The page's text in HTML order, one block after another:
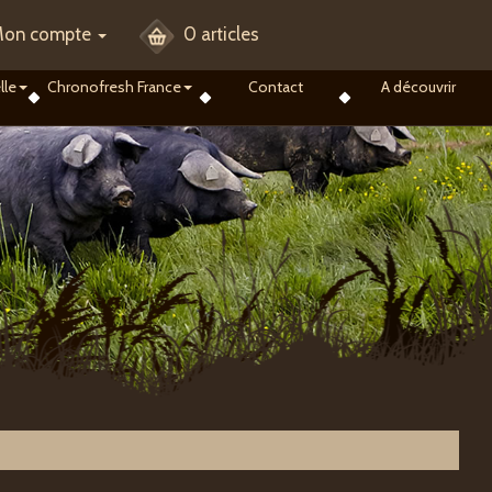
compte 0 articles
Chronofresh France Contact A découvrir